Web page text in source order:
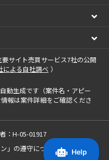
サイト売買サービス7社の公開
による自社調べ ）
動生成です（案件名・アピー
報は案件詳細をご確認くださ
：H-05-01917
」の遵守について